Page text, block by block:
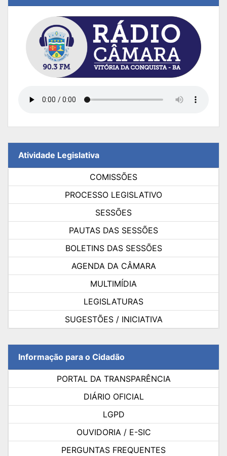
Atividade Legislativa
COMISSÕES
PROCESSO LEGISLATIVO
SESSÕES
PAUTAS DAS SESSÕES
BOLETINS DAS SESSÕES
AGENDA DA CÂMARA
MULTIMÍDIA
LEGISLATURAS
SUGESTÕES / INICIATIVA
Informação para o Cidadão
PORTAL DA TRANSPARÊNCIA
DIÁRIO OFICIAL
LGPD
OUVIDORIA / E-SIC
PERGUNTAS FREQUENTES